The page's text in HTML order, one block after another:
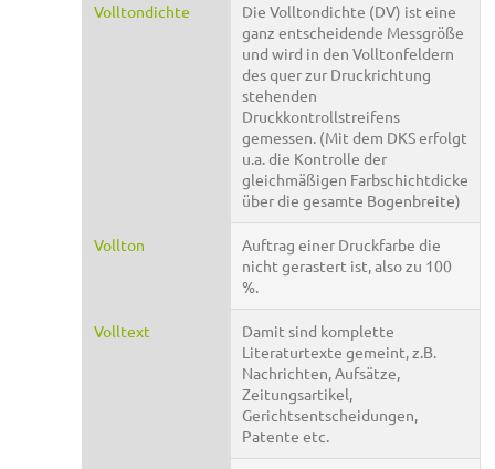
Volltondichte
Die Volltondichte (DV) ist eine
ganz entscheidende Messgröße
und wird in den Volltonfeldern
des quer zur Druckrichtung
stehenden
Druckkontrollstreifens
gemessen. (Mit dem DKS erfolgt
u.a. die Kontrolle der
gleichmäßigen Farbschichtdicke
über die gesamte Bogenbreite)
Vollton
Auftrag einer Druckfarbe die
nicht gerastert ist, also zu 100
%.
Volltext
Damit sind komplette
Literaturtexte gemeint, z.B.
Nachrichten, Aufsätze,
Zeitungsartikel,
Gerichtsentscheidungen,
Patente etc.